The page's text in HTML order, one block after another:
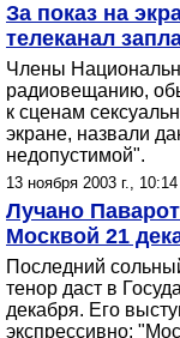
За показ на
телеканал
Члены
радиовещанию,
к сценам
экране, назвали
недопустимой".
13 ноября 2003 г., 10:14
Лучано
Москвой 21
Последний
тенор даст в
декабря. Его
экспрессивно: